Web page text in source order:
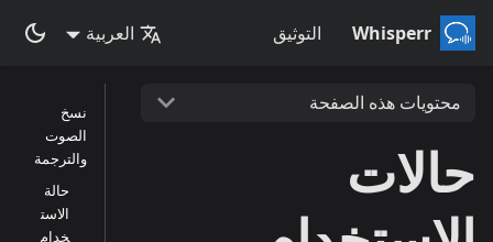
Whisperr التوثيق العربية
محتويات هذه الصفحة
حالات
نسخ
الصوت
والترجمة
حالة
الاست
خدام